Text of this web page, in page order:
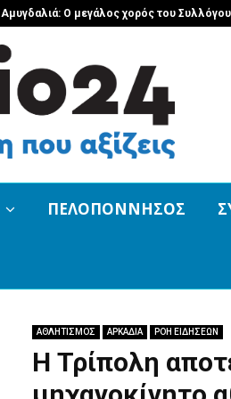
Αμυγδαλιά: Ο μεγάλος χορός του
ΠΕΛΟΠΟΝΝΗΣΟΣ
ΑΘΛΗΤΙΣΜΟΣ ΑΡΚΑΔΙΑ ΡΟΗ ΕΙΔΗΣΕΩΝ
Η Τρίπολη